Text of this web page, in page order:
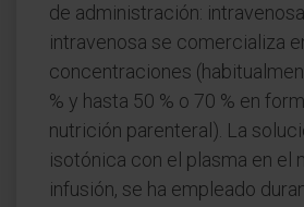
de administración:
intravenosa se comercializa
concentraciones
% y hasta 50 % o 70 % en
nutrición parenteral). La
isotónica con el plasma en el
infusión, se ha empleado